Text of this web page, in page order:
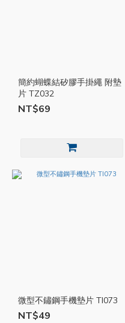
簡約蝴蝶結矽膠手掛繩 附墊
片 TZ032
NT$69
微型不鏽鋼手機墊片 TI073
NT$49